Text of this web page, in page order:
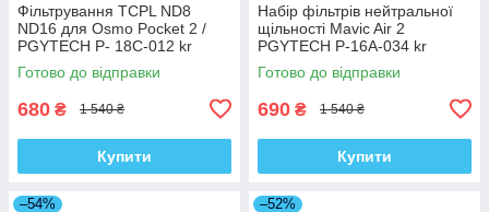
Фільтрування TCPL ND8
ND16 для Osmo Pocket 2 /
PGYTECH P- 18C-012 kr
Готово до відправки
680 ₴ 1 540 ₴
Купити
Набір фільтрів нейтральної
щільності Mavic Air 2
PGYTECH P-16A-034 kr
Готово до відправки
690 ₴ 1 540 ₴
Купити
–54% –52%